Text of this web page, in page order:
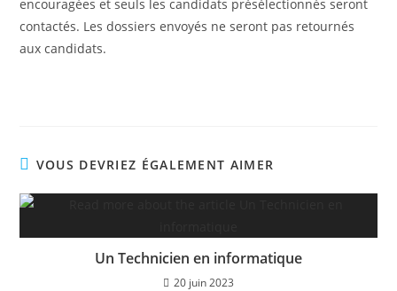
encouragées et seuls les candidats présélectionnés seront
contactés. Les dossiers envoyés ne seront pas retournés
aux candidats.
VOUS DEVRIEZ ÉGALEMENT AIMER
Un Technicien en informatique
20 juin 2023